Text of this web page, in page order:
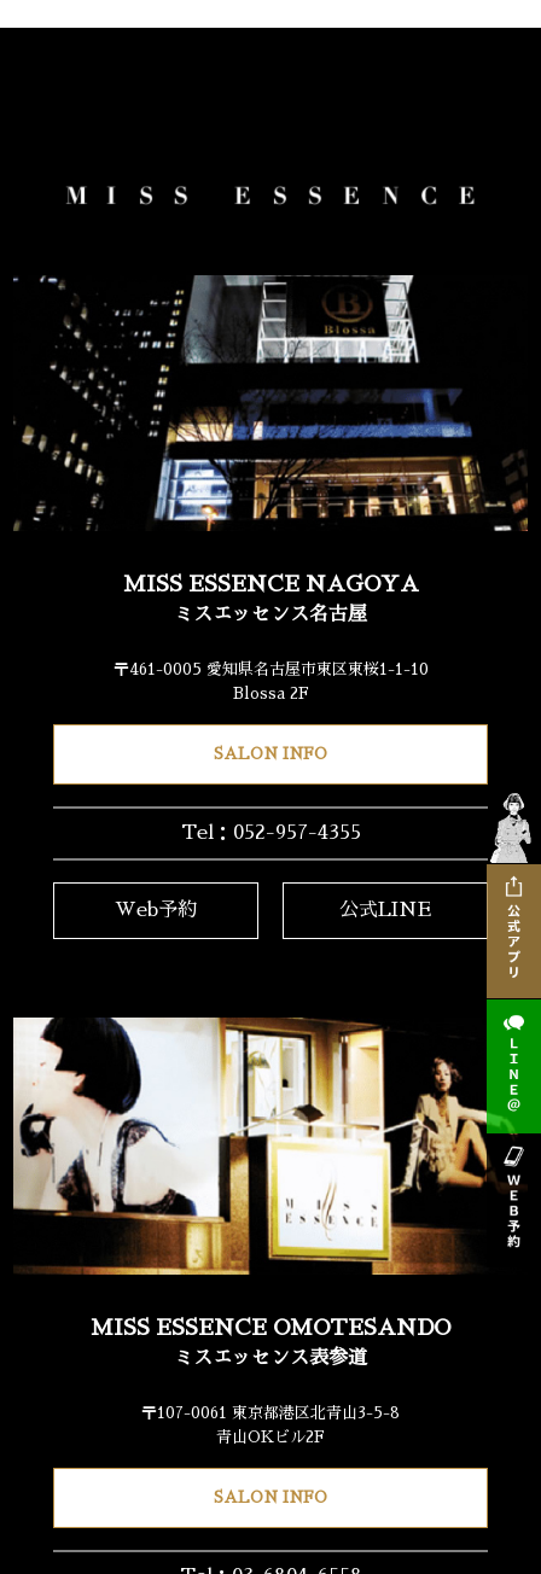
MISS ESSENCE NAGOYA
ミスエッセンス名古屋
〒461-0005 愛知県名古屋市東区東桜1-1-10
Blossa 2F
SALON INFO
Tel：052-957-4355
Web予約 公式LINE
MISS ESSENCE OMOTESANDO
ミスエッセンス表参道
〒107-0061 東京都港区北青山3-5-8
青山OKビル2F
SALON INFO